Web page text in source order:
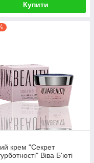
Купити
крем "Секрет
Віва Б'юті